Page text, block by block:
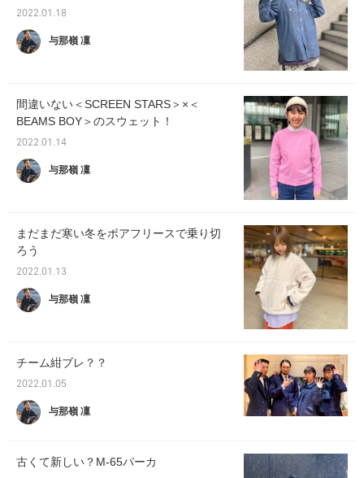
2022.01.18
与那嶺 凜
間違いない＜SCREEN STARS＞×＜
BEAMS BOY＞のスウェット！
2022.01.14
与那嶺 凜
まだまだ寒い冬をボアフリースで乗り切
ろう
2022.01.13
与那嶺 凜
チーム紺ブレ？？
2022.01.05
与那嶺 凜
古くて新しい？M-65パーカ